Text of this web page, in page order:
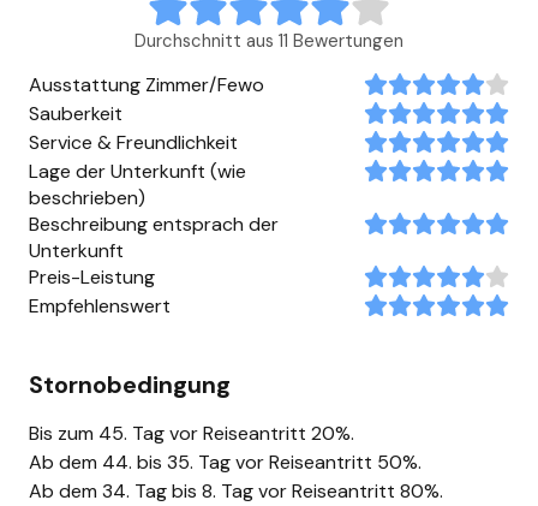
Durchschnitt aus 11 Bewertungen
Ausstattung Zimmer/Fewo
Sauberkeit
Service & Freundlichkeit
Lage der Unterkunft (wie
beschrieben)
Beschreibung entsprach der
Unterkunft
Preis-Leistung
Empfehlenswert
Stornobedingung
Bis zum 45. Tag vor Reiseantritt 20%.
Ab dem 44. bis 35. Tag vor Reiseantritt 50%.
Ab dem 34. Tag bis 8. Tag vor Reiseantritt 80%.